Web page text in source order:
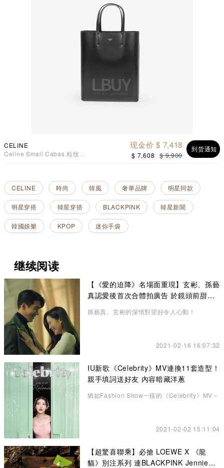
CELINE
Celine Small Cabas 粒纹小
到货通知
现金价 $ 7,418
$ 7,608 $ 9,900
CELINE 時尚 韓風 奢華品牌 明星同款
明星穿搭 韓星穿搭 BLACKPINK 韓星新聞
韓國娛樂 KPOP 迷你手袋
继续阅读
【《愛的迫降》名場面重現】玄彬、孫藝
真認愛後首次合體拍廣告 於鏡頭前甜蜜
孫藝真、玄彬的深情對望好令人心動！
2021-02-16 16:07:32
IU新歌《Celebrity》MV連換11套造型！
親手填詞送好友 內容暗藏洋蔥
猶如Fashion Show一樣的《Celebrity》MV～
2021-02-02 15:11:04
【超驚喜聯乘】必搶 LOEWE X 《龍
貓》別注系列 連BLACKPINK Jennie也